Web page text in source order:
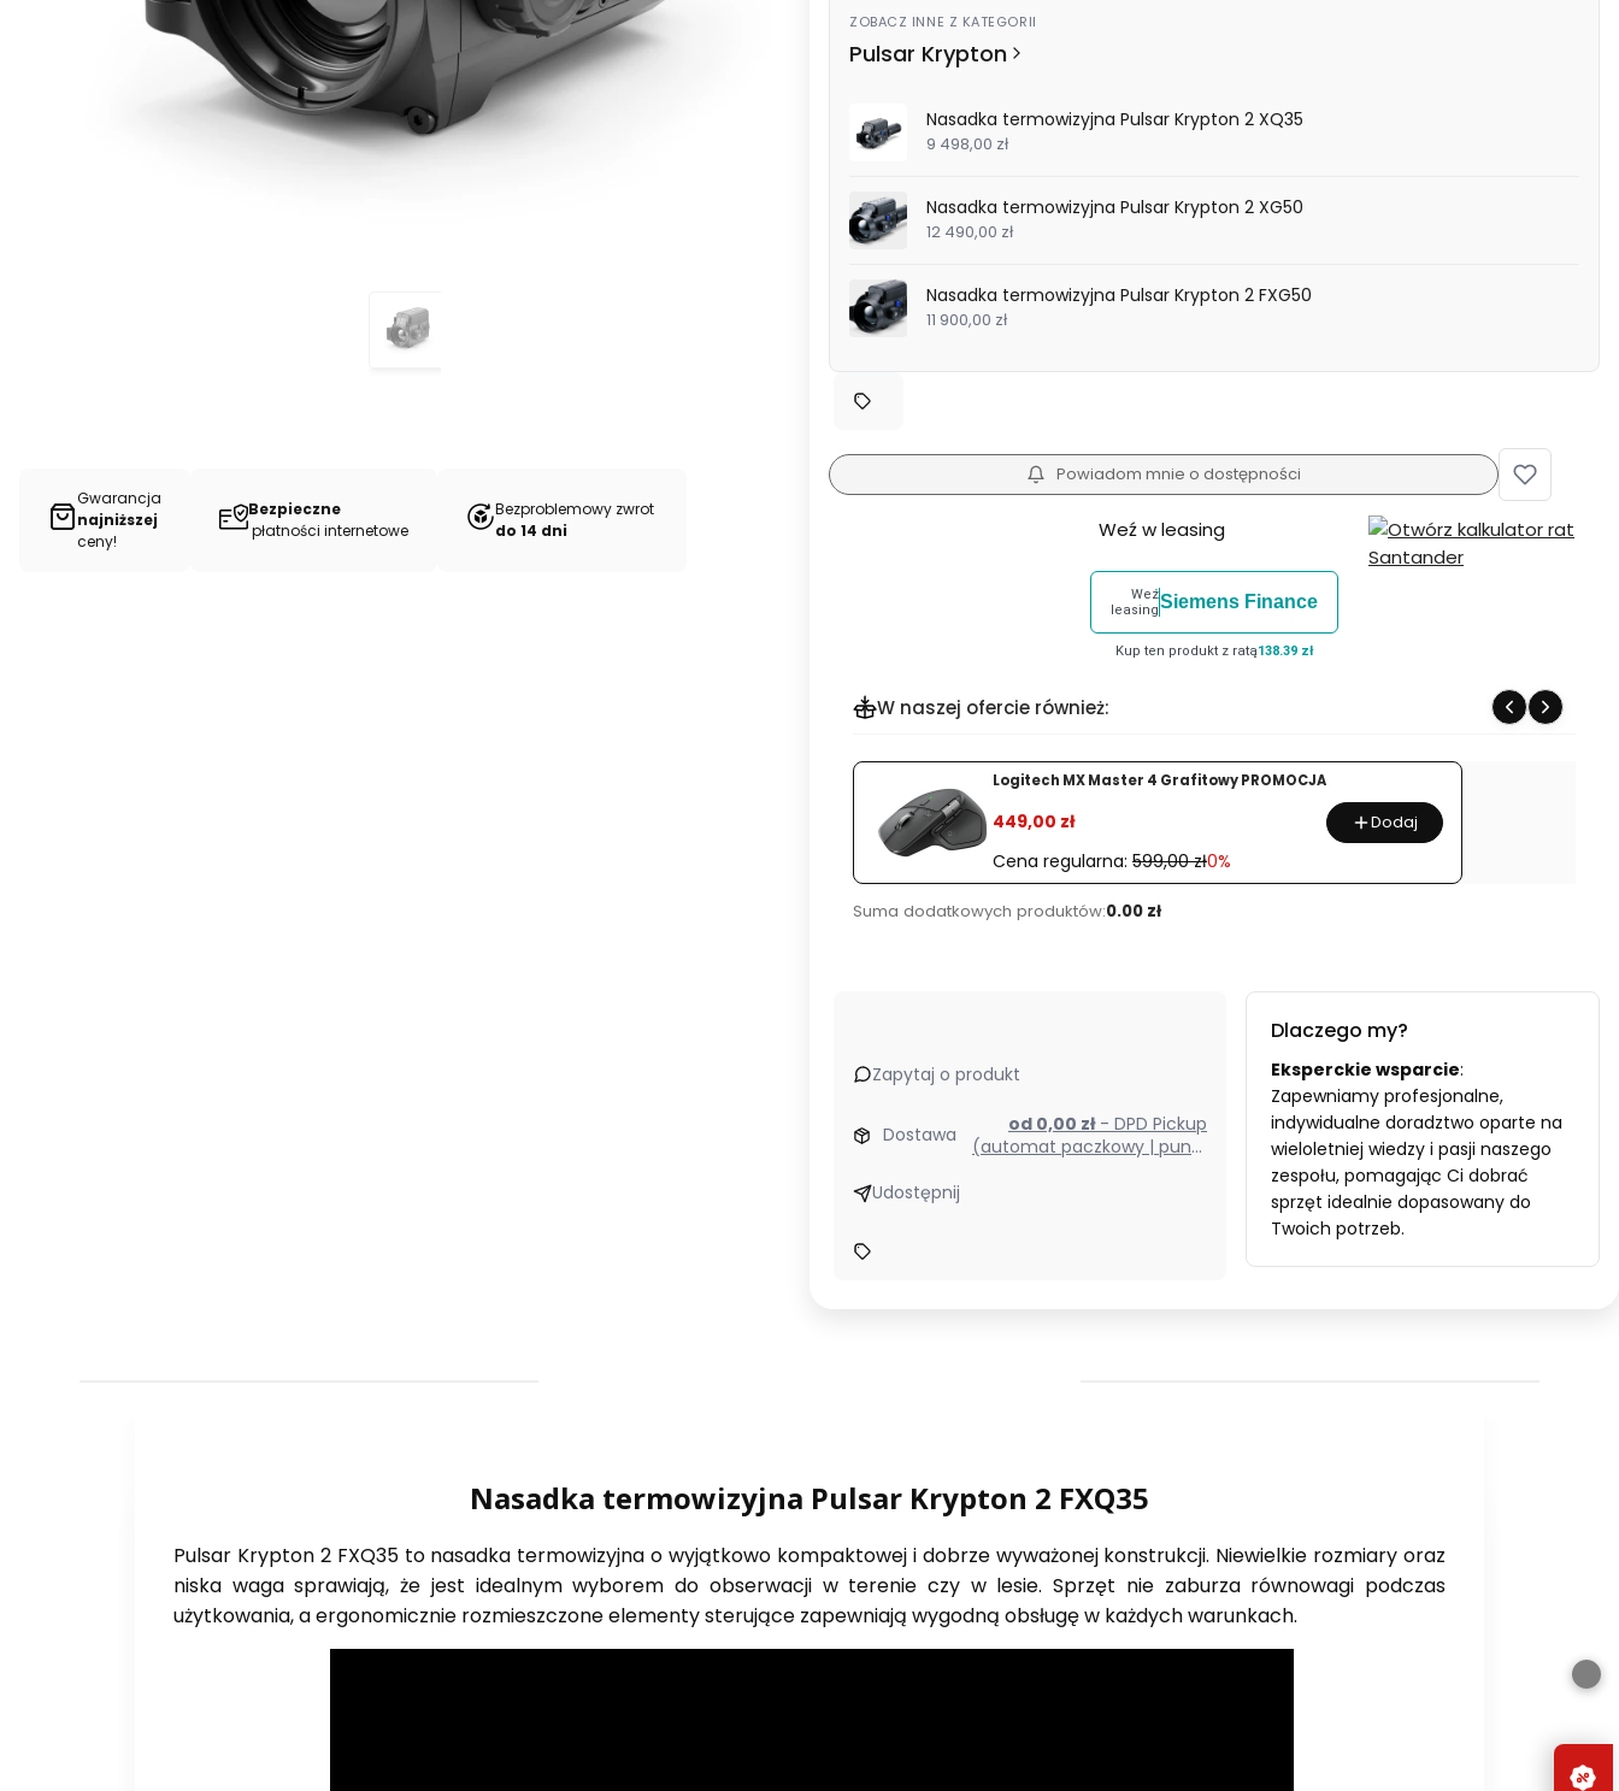
Gwarancja
najniższej
ceny!
Bezpieczne
płatności internetowe
Bezproblemowy zwrot
do 14 dni
ZOBACZ INNE Z KATEGORII
Pulsar Krypton
Nasadka termowizyjna Pulsar Krypton 2 XQ35
9 498,00 zł
Nasadka termowizyjna Pulsar Krypton 2 XG50
12 490,00 zł
Nasadka termowizyjna Pulsar Krypton 2 FXG50
11 900,00 zł
Powiadom mnie o dostępności
Weź w leasing
Weź
leasingSiemens Finance
Kup ten produkt z ratą138.39 zł
W naszej ofercie również:
Logitech MX Master 4 Grafitowy PROMOCJA
449,00 zł
Cena regularna: 599,00 zł0%
Dodaj
Suma dodatkowych produktów:0.00 zł
Zapytaj o produkt
Dostawa od 0,00 zł - DPD Pickup
(automat paczkowy | punkt
Udostępnij
Dlaczego my?
Eksperckie wsparcie:
Zapewniamy profesjonalne,
indywidualne doradztwo oparte na
wieloletniej wiedzy i pasji naszego
zespołu, pomagając Ci dobrać
sprzęt idealnie dopasowany do
Twoich potrzeb.
Nasadka termowizyjna Pulsar Krypton 2 FXQ35
Pulsar Krypton 2 FXQ35 to nasadka termowizyjna o wyjątkowo kompaktowej i dobrze wyważonej konstrukcji. Niewielkie rozmiary oraz
niska waga sprawiają, że jest idealnym wyborem do obserwacji w terenie czy w lesie. Sprzęt nie zaburza równowagi podczas
użytkowania, a ergonomicznie rozmieszczone elementy sterujące zapewniają wygodną obsługę w każdych warunkach.